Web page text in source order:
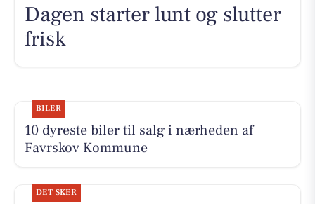
Dagen starter lunt og slutter
frisk
BILER
10 dyreste biler til salg i nærheden af
Favrskov Kommune
DET SKER